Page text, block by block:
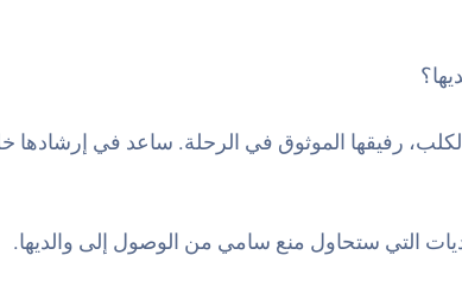
رفيقها الموثوق في الرحلة. ساعد في إرشادها
التي ستحاول منع سامي من الوصول إلى والديها.